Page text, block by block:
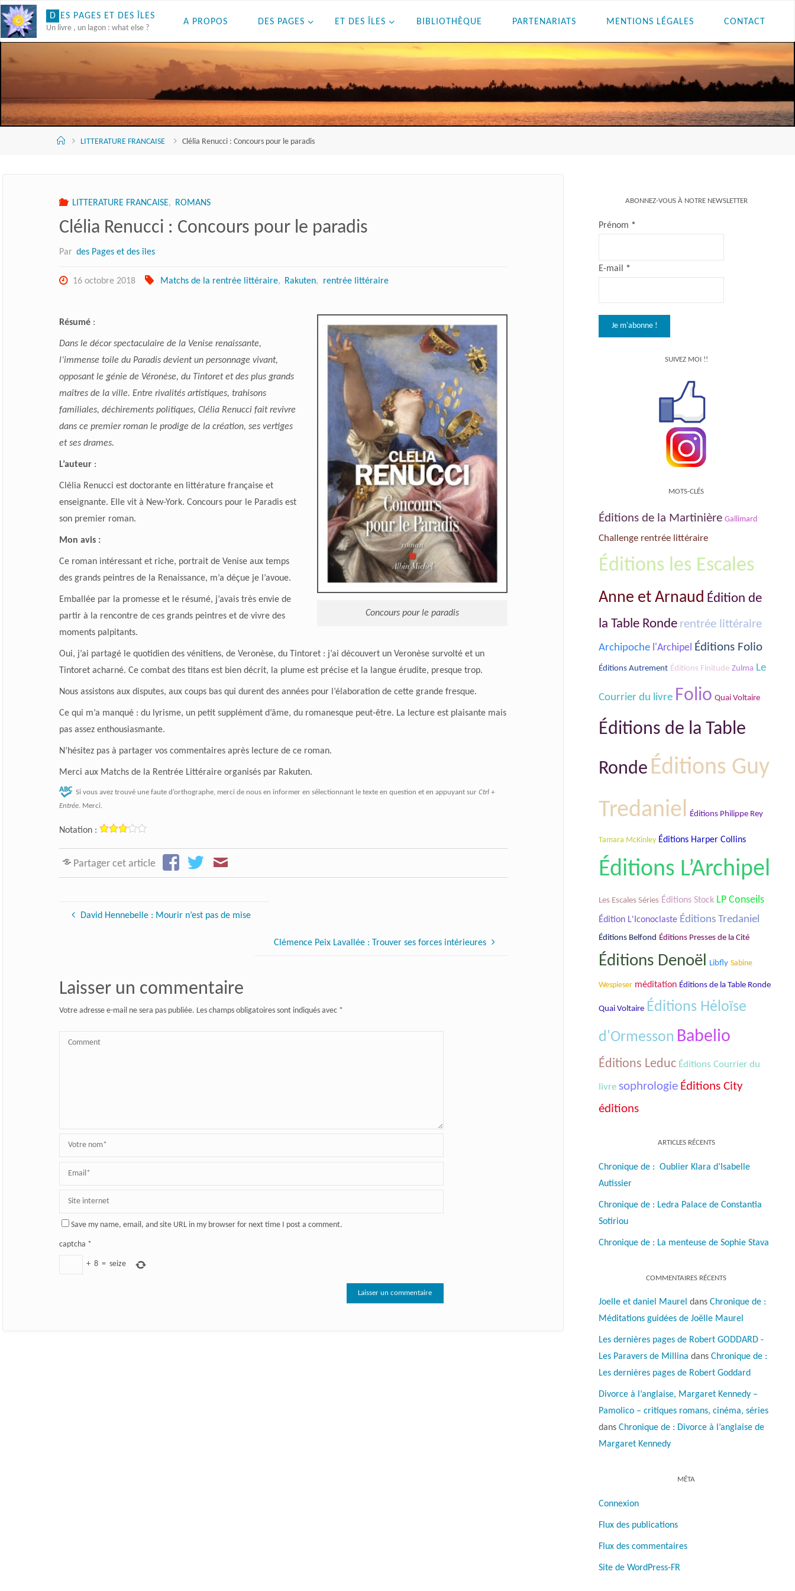
Skip
to
content
D ES PAGES ET DES LES
Un livre , un lagon : what else ?
A PROPOS DES PAGES ET DES ÎLES BIBLIOTHÈQUE PARTENARIATS MENTIONS LÉGALES CONTACT
AccueilLITTERATURE FRANCAISE Clélia Renucci : Concours pour le paradis
LITTERATURE FRANCAISE, ROMANS
Clélia Renucci : Concours pour le paradis
Par des Pages et des îles
16 octobre 2018 Matchs de la rentrée littéraire, Rakuten, rentrée littéraire
Concours pour le paradis
Résumé:
Dans le décor spectaculaire de la Venise renaissante,
l’immense toile du Paradis devient un personnage vivant,
opposant le génie de Véronèse, du Tintoret et des plus grands
maîtres de la ville. Entre rivalités artistiques, trahisons
familiales, déchirements politiques, Clélia Renucci fait revivre
dans ce premier roman le prodige de la création, ses vertiges
et ses drames.
L’auteur:
Clélia Renucci est doctorante en littérature française et
enseignante. Elle vit à New-York. Concours pour le Paradis est
son premier roman.
Mon avis :
Ce roman intéressant et riche, portrait de Venise aux temps
des grands peintres de la Renaissance, m’a déçue je l’avoue.
Emballée par la promesse et le résumé, j’avais très envie de
partir à la rencontre de ces grands peintres et de vivre des
moments palpitants.
Oui, j’ai partagé le quotidien des vénitiens, de Veronèse, du Tintoret : j’ai découvert un Veronèse survolté et un
Tintoret acharné. Ce combat des titans est bien décrit, la plume est précise et la langue érudite, presque trop.
Nous assistons aux disputes, aux coups bas qui durent des années pour l’élaboration de cette grande fresque.
Ce qui m’a manqué : du lyrisme, un petit supplément d’âme, du romanesque peut-être. La lecture est plaisante mais
pas assez enthousiasmante.
N’hésitez pas à partager vos commentaires après lecture de ce roman.
Merci aux Matchs de la Rentrée Littéraire organisés par Rakuten.
Si vous avez trouvé une faute d’orthographe, merci de nous en informer en sélectionnant le texte en question et en appuyant sur Ctrl +
Entrée. Merci.
Notation :
Partager cet article
David Hennebelle : Mourir n’est pas de mise
Clémence Peix Lavallée : Trouver ses forces intérieures
Laisser un commentaire
Votre adresse e-mail ne sera pas publiée. Les champs obligatoires sont indiqués avec *
Save my name, email, and site URL in my browser for next time I post a comment.
captcha *
+ 8 = seize
ABONNEZ-VOUS À NOTRE NEWSLETTER
Prénom *
E-mail *
SUIVEZ MOI !!
MOTS-CLÉS
Éditions de la Martinière Gallimard
Challenge rentrée littéraire
Éditions les Escales
Anne et Arnaud Édition de
la Table Ronde rentrée littéraire
Archipoche l'Archipel Éditions Folio
Éditions Autrement Éditions Finitude Zulma Le
Courrier du livre Folio Quai Voltaire
Éditions de la Table
Ronde Éditions Guy
Tredaniel Éditions Philippe Rey
Tamara McKinley Éditions Harper Collins
Éditions L’Archipel
Les Escales Séries Éditions Stock LP Conseils
Édition L'Iconoclaste Éditions Tredaniel
Éditions Belfond Éditions Presses de la Cité
Éditions Denoël Libfly Sabine
Wespieser méditation Éditions de la Table Ronde
Quai Voltaire Éditions Hėloïse
d'Ormesson Babelio
Éditions Leduc Éditions Courrier du
livre sophrologie Éditions City
éditions
ARTICLES RÉCENTS
Chronique de : Oublier Klara d’Isabelle
Autissier
Chronique de : Ledra Palace de Constantia
Sotiriou
Chronique de : La menteuse de Sophie Stava
COMMENTAIRES RÉCENTS
Joelle et daniel Maurel dans Chronique de :
Méditations guidées de Joëlle Maurel
Les dernières pages de Robert GODDARD -
Les Paravers de Millina dans Chronique de :
Les dernières pages de Robert Goddard
Divorce à l’anglaise, Margaret Kennedy –
Pamolico – critiques romans, cinéma, séries
dans Chronique de : Divorce à l’anglaise de
Margaret Kennedy
MÉTA
Connexion
Flux des publications
Flux des commentaires
Site de WordPress-FR